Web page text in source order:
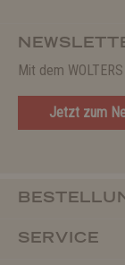
Mit dem
Jetzt zum
SERVICE